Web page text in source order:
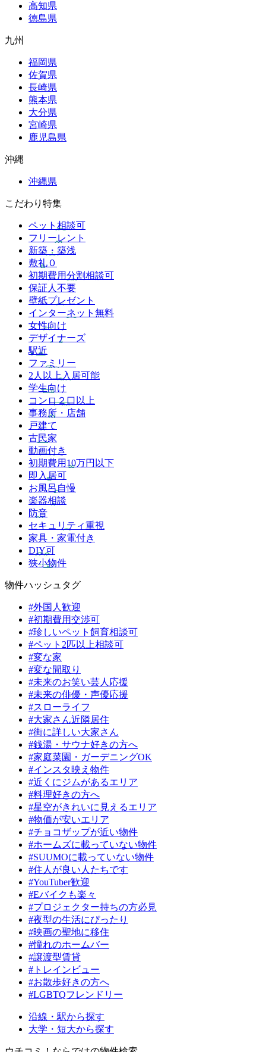
高知県
徳島県
九州
福岡県
佐賀県
長崎県
熊本県
大分県
宮崎県
鹿児島県
沖縄
沖縄県
こだわり特集
ペット相談可
フリーレント
新築・築浅
敷礼０
初期費用分割相談可
保証人不要
壁紙プレゼント
インターネット無料
女性向け
デザイナーズ
駅近
ファミリー
2人以上入居可能
学生向け
コンロ２口以上
事務所・店舗
戸建て
古民家
動画付き
初期費用10万円以下
即入居可
お風呂自慢
楽器相談
防音
セキュリティ重視
家具・家電付き
DIY可
狭小物件
物件ハッシュタグ
#外国人歓迎
#初期費用交渉可
#珍しいペット飼育相談可
#ペット2匹以上相談可
#変な家
#変な間取り
#未来のお笑い芸人応援
#未来の俳優・声優応援
#スローライフ
#大家さん近隣居住
#街に詳しい大家さん
#銭湯・サウナ好きの方へ
#家庭菜園・ガーデニングOK
#インスタ映え物件
#近くにジムがあるエリア
#料理好きの方へ
#星空がきれいに見えるエリア
#物価が安いエリア
#チョコザップが近い物件
#ホームズに載っていない物件
#SUUMOに載っていない物件
#住人が良い人たちです
#YouTuber歓迎
#Eバイクも楽々
#プロジェクター持ちの方必見
#夜型の生活にぴったり
#映画の聖地に移住
#憧れのホームバー
#譲渡型賃貸
#トレインビュー
#お散歩好きの方へ
#LGBTQフレンドリー
沿線・駅から探す
大学・短大から探す